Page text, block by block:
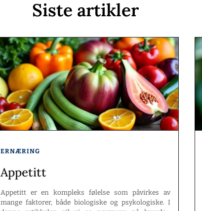
Siste artikler
ERNÆRING
Appetitt
Appetitt er en kompleks følelse som påvirkes av
mange faktorer, både biologiske og psykologiske. I